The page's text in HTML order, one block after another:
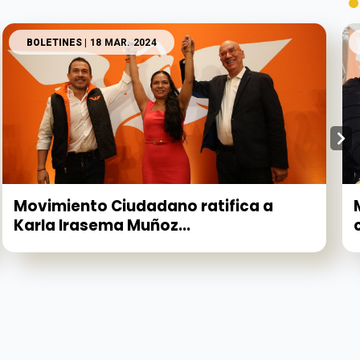
BOLETINES | 18 MAR. 2024
Movimiento Ciudadano ratifica a
Karla Irasema Muñoz...